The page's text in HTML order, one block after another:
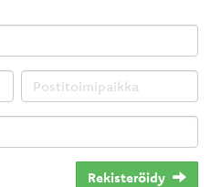
Rekisteröidy